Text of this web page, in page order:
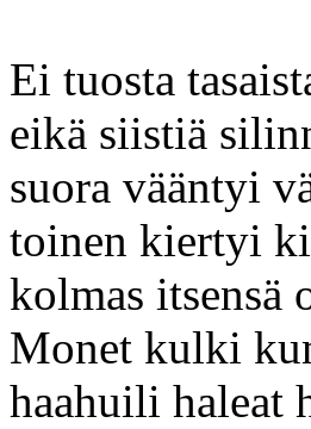
Ei tuosta
eikä siistiä
suora vääntyi
toinen kiertyi
kolmas itsensä
Monet kulki
haahuili haleat